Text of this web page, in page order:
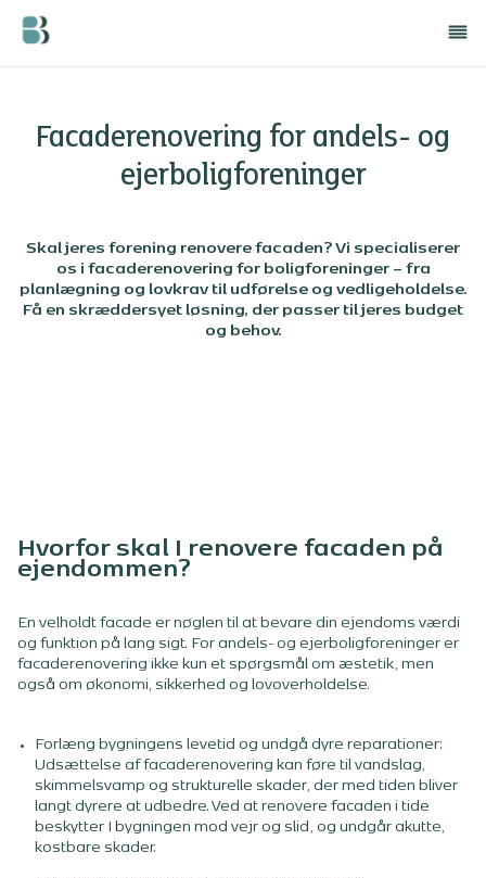
Facaderenovering for andels- og
ejerboligforeninger
Skal jeres forening renovere facaden? Vi specialiserer
os i facaderenovering for boligforeninger – fra
planlægning og lovkrav til udførelse og vedligeholdelse.
Få en skræddersyet løsning, der passer til jeres budget
og behov.
Hvorfor skal I renovere facaden på
ejendommen?
En velholdt facade er nøglen til at bevare din ejendoms værdi
og funktion på lang sigt. For andels- og ejerboligforeninger er
facaderenovering ikke kun et spørgsmål om æstetik, men
også om økonomi, sikkerhed og lovoverholdelse.
Forlæng bygningens levetid og undgå dyre reparationer:
Udsættelse af facaderenovering kan føre til vandslag,
skimmelsvamp og strukturelle skader, der med tiden bliver
langt dyrere at udbedre. Ved at renovere facaden i tide
beskytter I bygningen mod vejr og slid, og undgår akutte,
kostbare skader.